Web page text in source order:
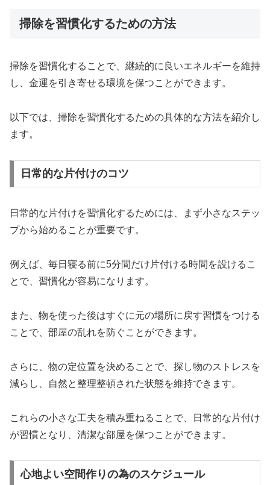
掃除を習慣化するための方法
掃除を習慣化することで、継続的に良いエネルギーを維持
し、金運を引き寄せる環境を保つことができます。
以下では、掃除を習慣化するための具体的な方法を紹介し
ます。
日常的な片付けのコツ
日常的な片付けを習慣化するためには、まず小さなステッ
プから始めることが重要です。
例えば、毎日寝る前に5分間だけ片付ける時間を設けるこ
とで、習慣化が容易になります。
また、物を使った後はすぐに元の場所に戻す習慣をつける
ことで、部屋の乱れを防ぐことができます。
さらに、物の定位置を決めることで、探し物のストレスを
減らし、自然と整理整頓された状態を維持できます。
これらの小さな工夫を積み重ねることで、日常的な片付け
が習慣となり、清潔な部屋を保つことができます。
心地よい空間作りの為のスケジュール